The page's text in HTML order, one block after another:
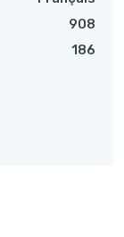
908
186